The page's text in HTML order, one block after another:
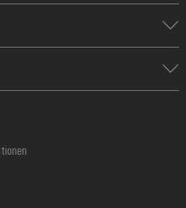
Leiterplattenklemmen